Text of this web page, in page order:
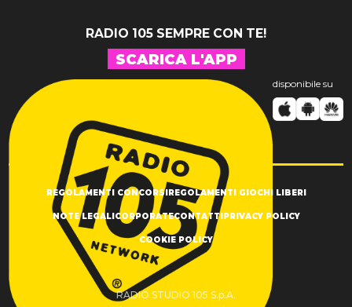
RADIO 105 SEMPRE CON TE!
SCARICA L'APP
disponibile su
REGOLAMENTI CONCORSIREGOLAMENTI GIOCHI LIBERI
NOTE LEGALICORPORATECONTATTIPRIVACY POLICY
COOKIE POLICY
RADIO STUDIO 105 S.p.A.